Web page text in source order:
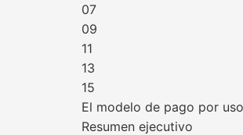
07
09
11
13
15
El modelo de pago por
Resumen ejecutivo